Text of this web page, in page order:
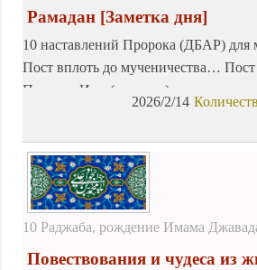
Рамадан [Заметка дня]
10 наставлений Пророка (ДБАР) для
Пост вплоть до мученичества…
Пророка Исы (мир ему)…
2026/2/14
10 Раджаба, рождение Имама
Повествования и чудеса из